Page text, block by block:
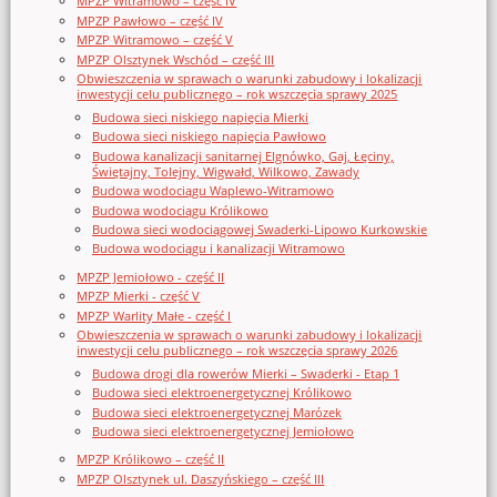
MPZP Pawłowo – część IV
MPZP Witramowo – część V
MPZP Olsztynek Wschód – część III
Obwieszczenia w sprawach o warunki zabudowy i lokalizacji
inwestycji celu publicznego – rok wszczęcia sprawy 2025
Budowa sieci niskiego napięcia Mierki
Budowa sieci niskiego napięcia Pawłowo
Budowa kanalizacji sanitarnej Elgnówko, Gaj, Łęciny,
Świętajny, Tolejny, Wigwałd, Wilkowo, Zawady
Budowa wodociągu Waplewo-Witramowo
Budowa wodociągu Królikowo
Budowa sieci wodociągowej Swaderki-Lipowo Kurkowskie
Budowa wodociągu i kanalizacji Witramowo
MPZP Jemiołowo - część II
MPZP Mierki - część V
MPZP Warlity Małe - część I
Obwieszczenia w sprawach o warunki zabudowy i lokalizacji
inwestycji celu publicznego – rok wszczęcia sprawy 2026
Budowa drogi dla rowerów Mierki – Swaderki - Etap 1
Budowa sieci elektroenergetycznej Królikowo
Budowa sieci elektroenergetycznej Marózek
Budowa sieci elektroenergetycznej Jemiołowo
MPZP Królikowo – część II
MPZP Olsztynek ul. Daszyńskiego – część III